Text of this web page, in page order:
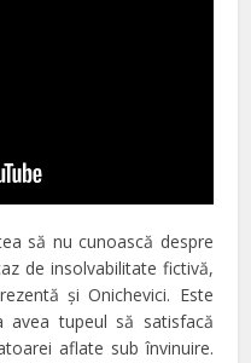
să nu cunoască despre
de insolvabilitate fictivă,
şi Onichevici. Este
avea tupeul să satisfacă
aflate sub învinuire.